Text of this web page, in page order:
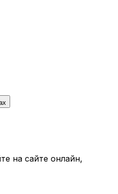
на сайте онлайн,